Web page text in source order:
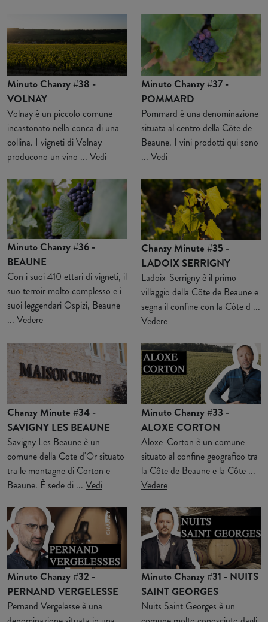
Minuto Chanzy #38 -
VOLNAY
Volnay è un piccolo comune
incastonato nella conca di una
collina. I vigneti di Volnay
producono un vino ... Vedi
Minuto Chanzy #37 -
POMMARD
Pommard è una denominazione
situata al centro della Côte de
Beaune. I vini prodotti qui sono
... Vedi
Minuto Chanzy #36 -
BEAUNE
Con i suoi 410 ettari di vigneti, il
suo terroir molto complesso e i
suoi leggendari Ospizi, Beaune
... Vedere
Chanzy Minute #35 -
LADOIX SERRIGNY
Ladoix-Serrigny è il primo
villaggio della Côte de Beaune e
segna il confine con la Côte d ...
Vedere
Chanzy Minute #34 -
SAVIGNY LES BEAUNE
Savigny Les Beaune è un
comune della Cote d'Or situato
tra le montagne di Corton e
Beaune. È sede di ... Vedi
Minuto Chanzy #33 -
ALOXE CORTON
Aloxe-Corton è un comune
situato al confine geografico tra
la Côte de Beaune e la Côte ...
Vedere
Minuto Chanzy #32 -
PERNAND VERGELESSE
Pernand Vergelesse è una
Minuto Chanzy #31 - NUITS
SAINT GEORGES
Nuits Saint Georges è un